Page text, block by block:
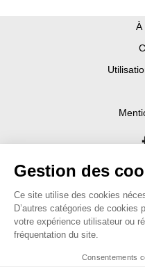
À
Gestion des
Ce site utilise des cookies
D’autres catégories de cookies
votre expérience utilisateur ou
fréquentation du site.
Consentements